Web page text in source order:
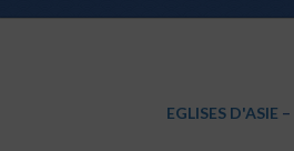
EGLISES D'ASIE –